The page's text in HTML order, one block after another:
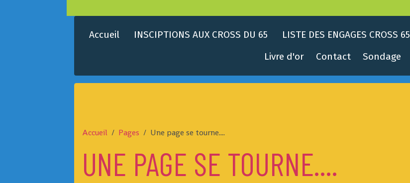
Accueil INSCIPTIONS AUX CROSS DU 65 LISTE DES ENGAGES CROSS 65
Livre d'or
Contact Sondage
Accueil Pages Une page se tourne....
UNE PAGE SE TOURNE....